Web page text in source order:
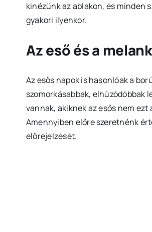
kinézünk az ablakon, és minden
gyakori ilyenkor.
Az eső és a
Az esős napok is hasonlóak a
szomorkásabbak, elhúzódóbbak
vannak, akiknek az esős nem
Amennyiben előre szeretnénk
előrejelzését.